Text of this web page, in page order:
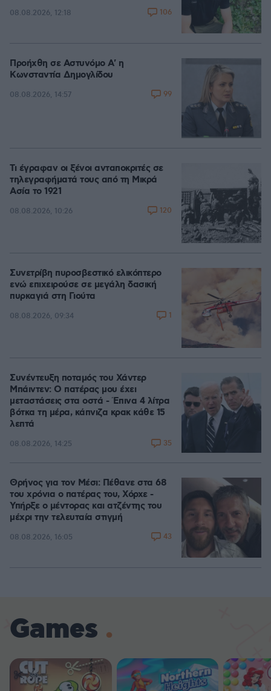
08.08.2026, 12:18 106
Προήχθη σε Αστυνόμο Α' η
Κωνσταντία Δημογλίδου
08.08.2026, 14:57 99
Τι έγραφαν οι ξένοι ανταποκριτές σε
τηλεγραφήματά τους από τη Μικρά
Ασία το 1921
08.08.2026, 10:26 120
Συνετρίβη πυροσβεστικό ελικόπτερο
ενώ επιχειρούσε σε μεγάλη δασική
πυρκαγιά στη Γιούτα
08.08.2026, 09:34 1
Συνέντευξη ποταμός του Χάντερ
Μπάιντεν: Ο πατέρας μου έχει
μεταστάσεις στα οστά - Έπινα 4 λίτρα
βότκα τη μέρα, κάπνιζα κρακ κάθε 15
λεπτά
08.08.2026, 14:25 35
Θρήνος για τον Μέσι: Πέθανε στα 68
του χρόνια ο πατέρας του, Χόρχε -
Υπήρξε ο μέντορας και ατζέντης του
μέχρι την τελευταία στιγμή
08.08.2026, 16:05 43
Games